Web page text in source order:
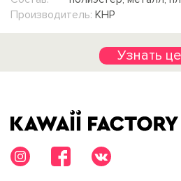
Производитель: КНР
Узнать